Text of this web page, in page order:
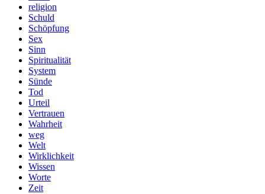
religion
Schuld
Schöpfung
Sex
Sinn
Spiritualität
System
Sünde
Tod
Urteil
Vertrauen
Wahrheit
weg
Welt
Wirklichkeit
Wissen
Worte
Zeit